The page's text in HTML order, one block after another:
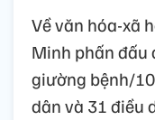
Về văn hóa-xã
Minh phấn đấu
giường bệnh/
dân và 31 điều